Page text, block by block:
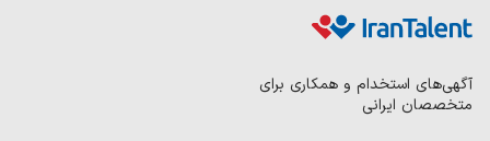
آگهی‌های استخدام و همکاری برای
متخصصان ایرانی